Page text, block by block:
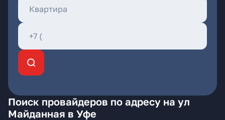
Поиск провайдеров по адресу на ул
Майданная в Уфе